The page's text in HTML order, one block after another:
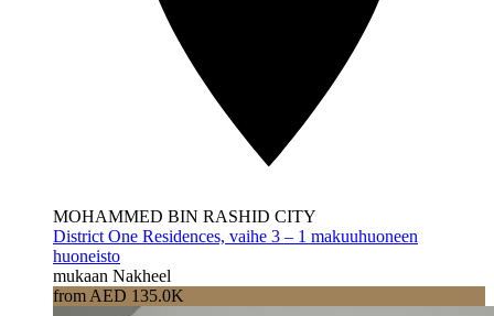
MOHAMMED BIN RASHID CITY
District One Residences, vaihe 3 – 1 makuuhuoneen
huoneisto
mukaan Nakheel
from AED 135.0K